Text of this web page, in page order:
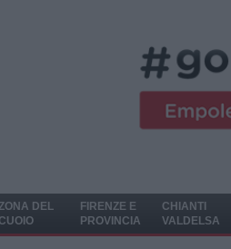
DEL
FIRENZE E
PROVINCIA
CHIANTI
VALDELSA